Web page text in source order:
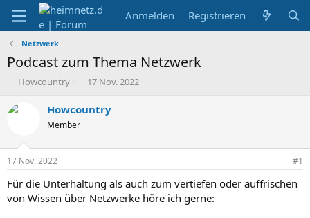
Anmelden Registrieren
Netzwerk
Podcast zum Thema Netzwerk
E
s
e
r
Howcountry
E
s
t
a
m
17 Nov. 2022
Howcountry
Member
17 Nov. 2022 #1
Für die Unterhaltung als auch zum vertiefen oder auffrischen
von Wissen über Netzwerke höre ich gerne: